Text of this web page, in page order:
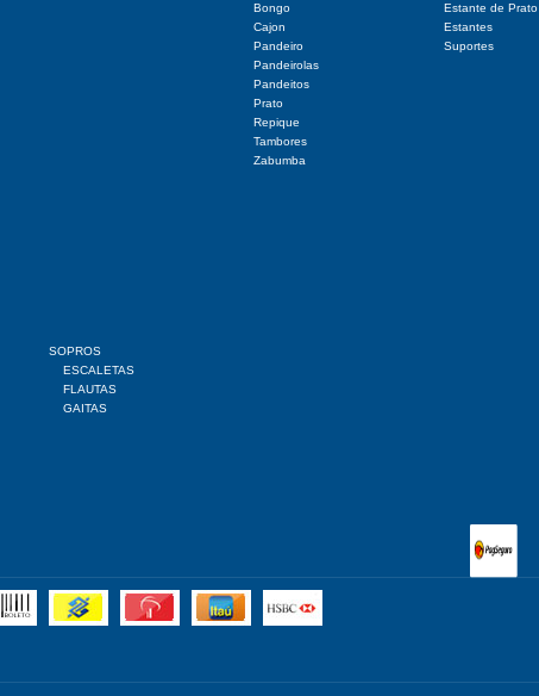
Bongo
Cajon
Pandeiro
Pandeirolas
Pandeitos
Prato
Repique
Tambores
Zabumba
Estante de Prato
Estantes
Suportes
SOPROS
ESCALETAS
FLAUTAS
GAITAS